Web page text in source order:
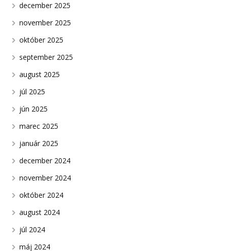
december 2025
november 2025
október 2025
september 2025
august 2025
júl 2025
jún 2025
marec 2025
január 2025
december 2024
november 2024
október 2024
august 2024
júl 2024
máj 2024